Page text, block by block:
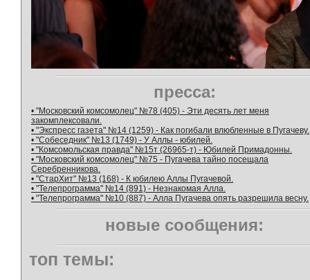
пресса:
• "Московский комсомолец" №78 (405) - Эти десять лет меня
закомплексовали.
• "Экспресс газета" №14 (1259) - Как погибали влюбленные в Пугачеву.
• "Собеседник" №13 (1749) - У Аллы - юбилей.
• "Комсомольская правда" №15т (26965-т) - Юбилей Примадонны.
• "Московский комсомолец" №75 - Пугачева тайно посещала
Серебренникова.
• "СтарХит" №13 (168) - К юбилею Аллы Пугачевой.
• "Телепрограмма" №14 (891) - Незнакомая Алла.
• "Телепрограмма" №10 (887) - Алла Пугачева опять разрешила весну.
новые сообщения:
топ темы: